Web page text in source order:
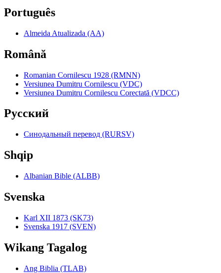
Português
Almeida Atualizada (AA)
Română
Romanian Cornilescu 1928 (RMNN)
Versiunea Dumitru Cornilescu (VDC)
Versiunea Dumitru Cornilescu Corectată (VDCC)
Pyccкий
Синодальный перевод (RURSV)
Shqip
Albanian Bible (ALBB)
Svenska
Karl XII 1873 (SK73)
Svenska 1917 (SVEN)
Wikang Tagalog
Ang Biblia (TLAB)